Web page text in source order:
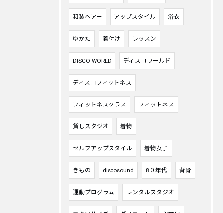
和装ヘアー アップスタイル 浴衣
ゆかた 着付け レッスン
DISCO WORLD ディスコワールド
ディスコフィットネス
フィットネスクラス フィットネス
貸しスタジオ 着物
セルフアップスタイル 着物女子
きもの discosound 8０年代 背骨
運動プログラム レンタルスタジオ